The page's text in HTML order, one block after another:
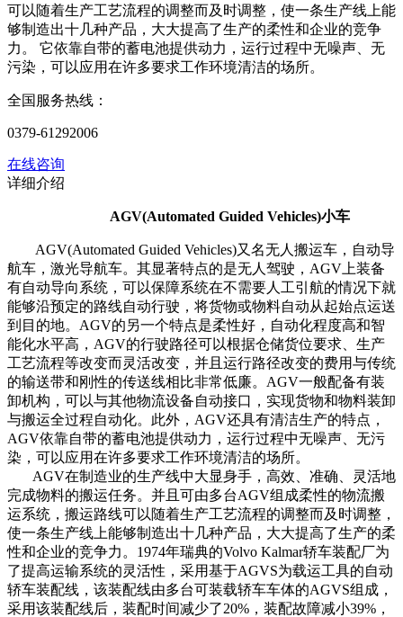
可以随着生产工艺流程的调整而及时调整，使一条生产线上能
够制造出十几种产品，大大提高了生产的柔性和企业的竞争
力。 它依靠自带的蓄电池提供动力，运行过程中无噪声、无
污染，可以应用在许多要求工作环境清洁的场所。
全国服务热线：
0379-61292006
在线咨询
详细介绍
AGV(Automated Guided Vehicles)小车
AGV(Automated Guided Vehicles)又名无人搬运车，自动导
航车，激光导航车。其显著特点的是无人驾驶，AGV上装备
有自动导向系统，可以保障系统在不需要人工引航的情况下就
能够沿预定的路线自动行驶，将货物或物料自动从起始点运送
到目的地。AGV的另一个特点是柔性好，自动化程度高和智
能化水平高，AGV的行驶路径可以根据仓储货位要求、生产
工艺流程等改变而灵活改变，并且运行路径改变的费用与传统
的输送带和刚性的传送线相比非常低廉。AGV一般配备有装
卸机构，可以与其他物流设备自动接口，实现货物和物料装卸
与搬运全过程自动化。此外，AGV还具有清洁生产的特点，
AGV依靠自带的蓄电池提供动力，运行过程中无噪声、无污
染，可以应用在许多要求工作环境清洁的场所。
AGV在制造业的生产线中大显身手，高效、准确、灵活地
完成物料的搬运任务。并且可由多台AGV组成柔性的物流搬
运系统，搬运路线可以随着生产工艺流程的调整而及时调整，
使一条生产线上能够制造出十几种产品，大大提高了生产的柔
性和企业的竞争力。1974年瑞典的Volvo Kalmar轿车装配厂为
了提高运输系统的灵活性，采用基于AGVS为载运工具的自动
轿车装配线，该装配线由多台可装载轿车车体的AGVS组成，
采用该装配线后，装配时间减少了20%，装配故障减小39%，